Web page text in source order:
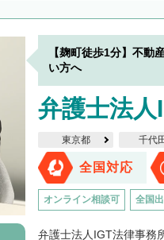
【麹町徒歩1分】不動
い方へ
弁護士法人
東京都 千代
全国対応
オンライン相談可 全国
弁護士法人IGT法律事務